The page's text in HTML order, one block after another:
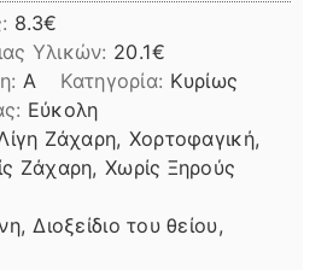
8.3€
Υλικών: 20.1
A Κατηγορία: Κυρίως
Εύκολη
Ζάχαρη, Χορτοφαγική,
Ζάχαρη, Χωρίς Ξηρούς
Διοξείδιο του θείου,